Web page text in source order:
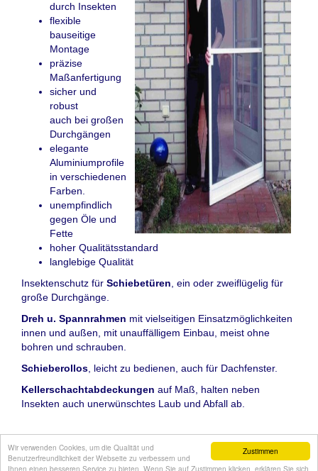
Zustimmen
Wir verwenden Cookies, um die Qualität und
Benutzerfreundlichkeit der Webseite zu verbessern und
Ihnen einen besseren Service zu bieten. Wenn Sie auf Zustimmen klicken, erklären Sie sich
durch Insekten
flexible
bauseitige
Montage
präzise
Maßanfertigung
sicher und
robust
auch bei großen
Durchgängen
elegante
Aluminiumprofile
in verschiedenen
Farben.
unempfindlich
gegen Öle und
Fette
hoher Qualitätsstandard
langlebige Qualität
Insektenschutz für Schiebetüren , ein oder zweiflügelig für
große Durchgänge.
Dreh u. Spannrahmen mit vielseitigen Einsatzmöglichkeiten
innen und außen, mit unauffälligem Einbau, meist ohne
bohren und schrauben.
Schieberollos , leicht zu bedienen, auch für Dachfenster.
Kellerschachtabdeckungen auf Maß, halten neben
Insekten auch unerwünschtes Laub und Abfall ab.
©Maler Butscher GmbH::::::: Maler Butscher Fachgeschäft